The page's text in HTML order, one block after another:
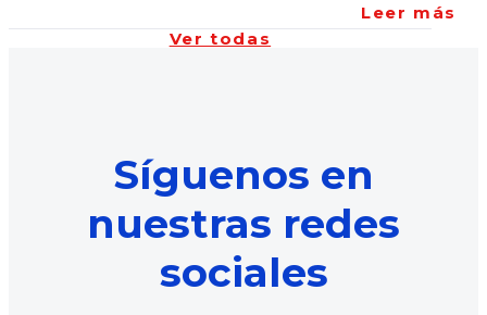
Leer más
Ver todas
Síguenos en
nuestras redes
sociales